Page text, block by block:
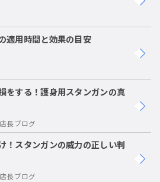
適用時間と効果の目安
をする！護身用スタンガンの真
長ブログ
！スタンガンの威力の正しい判
長ブログ